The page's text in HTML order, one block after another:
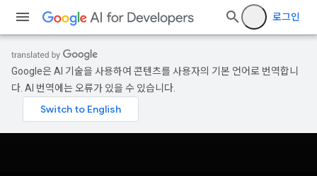
로그인
Google은 AI 기술을 사용하여 콘텐츠를 사용자의 기본 언어로 번역합니
다. AI 번역에는 오류가 있을 수 있습니다.